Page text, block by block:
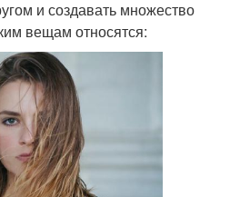
и создавать множество
вещам относятся: